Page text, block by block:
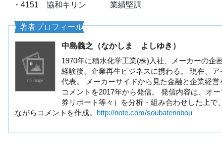
・4151 協和キリン 業績堅調
著者プロフィール
中島義之（なかしま よしゆき）
1970年に積水化学工業(株)入社、メーカーの企
経験後、企業再生ビジネスに携わる。 現在、
代表。 メーカーサイドから見た金融と企業経
コメントを2017年から発信。 発信内容は、オ
券リポート等々）を分析・組み合わせした上で
ながらコメントを作成。 http://note.com/soubatennbou